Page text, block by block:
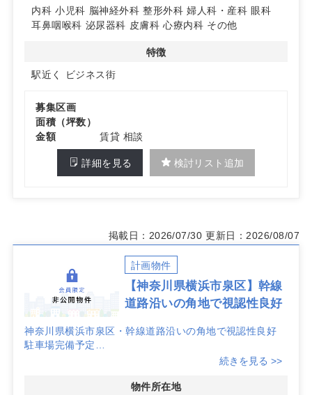
内科 小児科 脳神経外科 整形外科 婦人科・産科 眼科
耳鼻咽喉科 泌尿器科 皮膚科 心療内科 その他
特徴
駅近く
ビジネス街
募集区画
面積（坪数）
金額
賃貸 相談
詳細を見る 検討リスト追加
掲載日：2026/07/30 更新日：2026/08/07
計画物件
【神奈川県横浜市泉区】幹線
道路沿いの角地で視認性良好
神奈川県横浜市泉区・幹線道路沿いの角地で視認性良好
駐車場完備予定
詳細はお問い合わせください。
続きを見る >>
物件所在地